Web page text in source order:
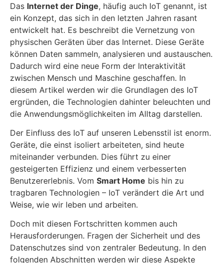
Das Internet der Dinge, häufig auch IoT genannt, ist
ein Konzept, das sich in den letzten Jahren rasant
entwickelt hat. Es beschreibt die Vernetzung von
physischen Geräten über das Internet. Diese Geräte
können Daten sammeln, analysieren und austauschen.
Dadurch wird eine neue Form der Interaktivität
zwischen Mensch und Maschine geschaffen. In
diesem Artikel werden wir die Grundlagen des IoT
ergründen, die Technologien dahinter beleuchten und
die Anwendungsmöglichkeiten im Alltag darstellen.
Der Einfluss des IoT auf unseren Lebensstil ist enorm.
Geräte, die einst isoliert arbeiteten, sind heute
miteinander verbunden. Dies führt zu einer
gesteigerten Effizienz und einem verbesserten
Benutzererlebnis. Vom Smart Home bis hin zu
tragbaren Technologien – IoT verändert die Art und
Weise, wie wir leben und arbeiten.
Doch mit diesen Fortschritten kommen auch
Herausforderungen. Fragen der Sicherheit und des
Datenschutzes sind von zentraler Bedeutung. In den
folgenden Abschnitten werden wir diese Aspekte